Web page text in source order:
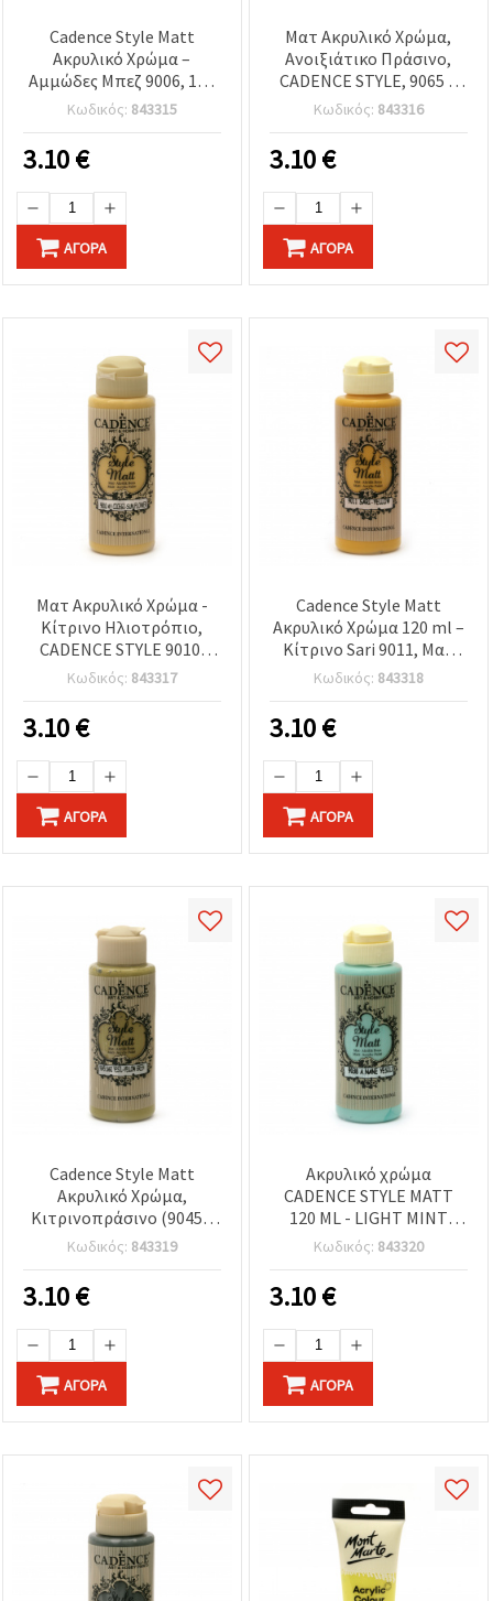
Cadence Style Matt
Ακρυλικό Χρώμα –
Αμμώδες Μπεζ 9006, 120
ml | Ματ φινίρισμα για
τέχνη, χειροτεχνικές
κατασκευές, DIY & hobby
Κωδικός: 843315
3.10€
ΑΓΟΡΆ
Ματ Ακρυλικό Χρώμα,
Ανοιξιάτικο Πράσινο,
CADENCE STYLE, 9065 –
120 ml | Με βάση το νερό,
Καλλιτεχνικό Χρώμα
Πολλαπλών Επιφανειών
για Χειροτεχνίες, Καμβά,
Ξύλο & DIY
Κωδικός: 843316
3.10€
ΑΓΟΡΆ
Ματ Ακρυλικό Χρώμα -
Κίτρινο Ηλιοτρόπιο,
CADENCE STYLE 9010,
Ματ Φινίρισμα, 120 ml
για Χειροτεχνίες, Τέχνη &
Κατασκευές DIY
Κωδικός: 843317
3.10€
ΑΓΟΡΆ
Cadence Style Matt
Ακρυλικό Χρώμα 120 ml –
Κίτρινο Sari 9011, Ματ
Φινίρισμα για
Χειροτεχνίες, DIY, Χόμπι
& Καλλιτεχνικά Έργα
Κωδικός: 843318
3.10€
ΑΓΟΡΆ
Cadence Style Matt
Ακρυλικό Χρώμα,
Κιτρινοπράσινο (9045),
120 ml - Ματ Φινίρισμα
για Τέχνη, Χειροτεχνίες,
Ντεκουπάζ & DIY
Κωδικός: 843319
3.10€
ΑΓΟΡΆ
Ακρυλικό χρώμα
CADENCE STYLE MATT
120 ML - LIGHT MINT
πράσινο 9038
Κωδικός: 843320
3.10€
ΑΓΟΡΆ